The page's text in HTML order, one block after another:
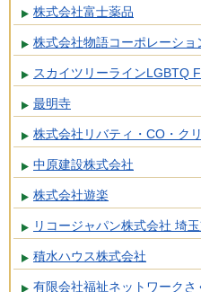
株式会社富士薬品
株式会社物語コーポレーショ
スカイツリーラインLGBTQ
最明寺
株式会社リバティ・CO・ク
中原建設株式会社
株式会社遊楽
リコージャパン株式会社 埼
積水ハウス株式会社
有限会社福祉ネットワークさ